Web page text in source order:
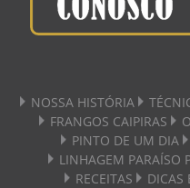
NOSSA HISTÓRIA
FRANGOS CAIPIRAS
PINTO DE UM DIA
LINHAGEM PARAÍSO
RECEITAS
DICAS